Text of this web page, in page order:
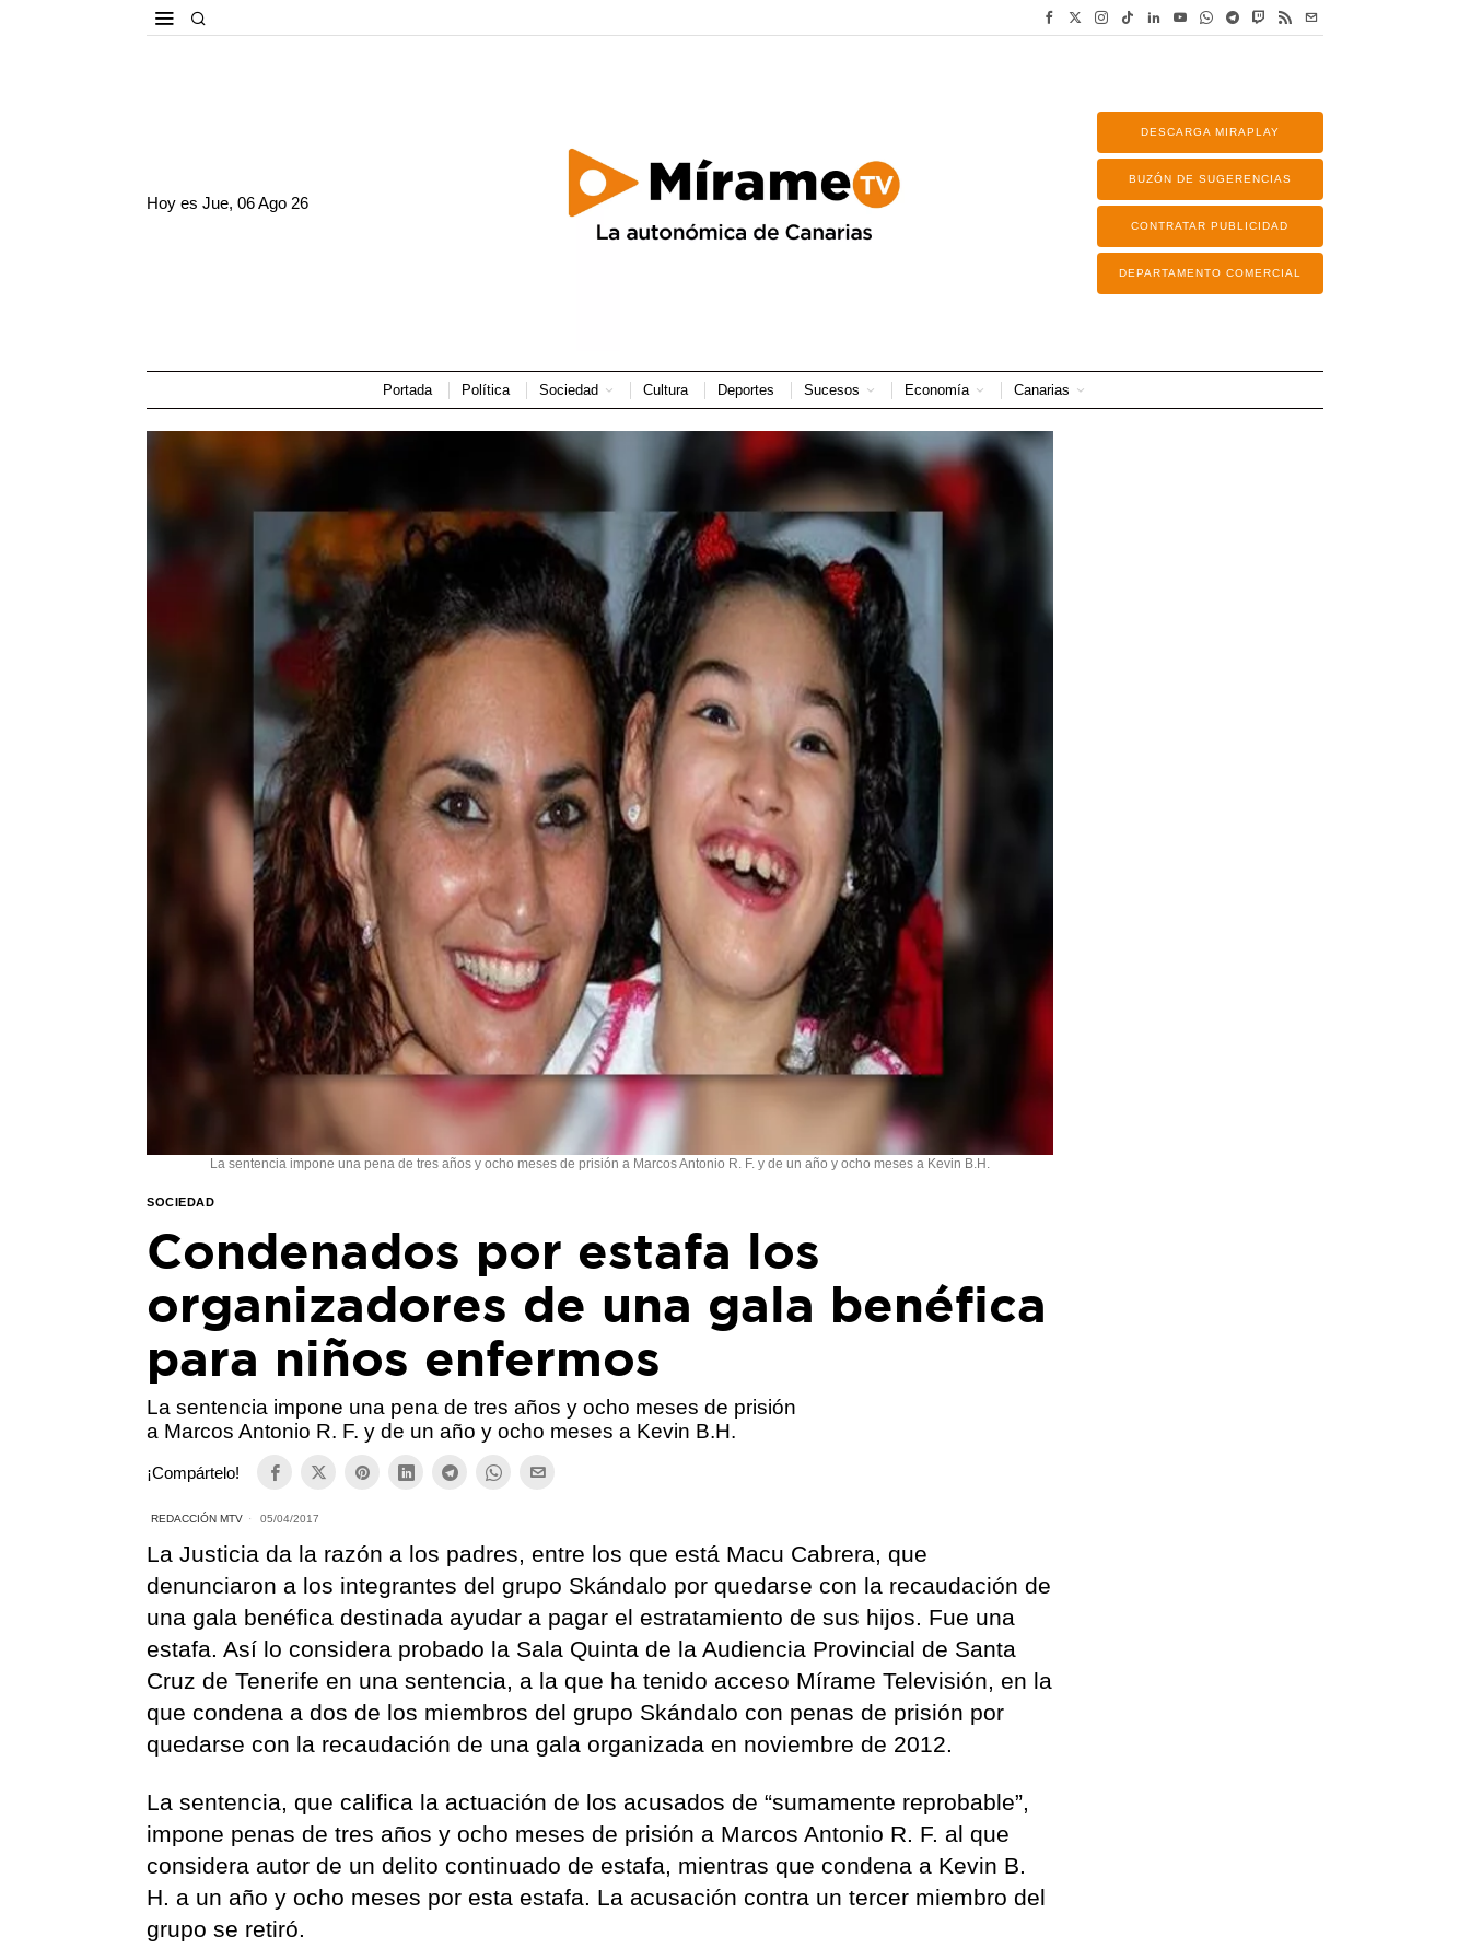
Hoy esJue, 06 Ago 26
DESCARGA MIRAPLAY
BUZÓN DE SUGERENCIAS
CONTRATAR PUBLICIDAD
DEPARTAMENTO COMERCIAL
Portada Política Sociedad Cultura Deportes Sucesos Economía Canarias
La sentencia impone una pena de tres años y ocho meses de prisión a Marcos Antonio R. F. y de un año y ocho meses a Kevin B.H.
SOCIEDAD
Condenados por estafa los
organizadores de una gala benéfica
para niños enfermos
La sentencia impone una pena de tres años y ocho meses de prisión
a Marcos Antonio R. F. y de un año y ocho meses a Kevin B.H.
¡Compártelo!
REDACCIÓN MTV 05/04/2017
La Justicia da la razón a los padres, entre los que está Macu Cabrera, que
denunciaron a los integrantes del grupo Skándalo por quedarse con la recaudación de
una gala benéfica destinada ayudar a pagar el estratamiento de sus hijos. Fue una
estafa. Así lo considera probado la Sala Quinta de la Audiencia Provincial de Santa
Cruz de Tenerife en una sentencia, a la que ha tenido acceso Mírame Televisión, en la
que condena a dos de los miembros del grupo Skándalo con penas de prisión por
quedarse con la recaudación de una gala organizada en noviembre de 2012.
La sentencia, que califica la actuación de los acusados de “sumamente reprobable”,
impone penas de tres años y ocho meses de prisión a Marcos Antonio R. F. al que
considera autor de un delito continuado de estafa, mientras que condena a Kevin B.
H. a un año y ocho meses por esta estafa. La acusación contra un tercer miembro del
grupo se retiró.